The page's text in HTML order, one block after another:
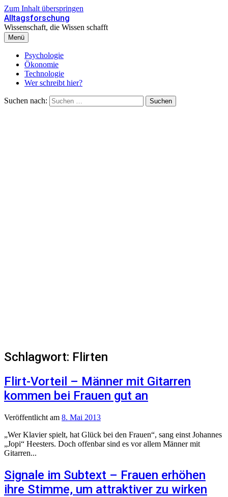
Zum Inhalt überspringen
Alltagsforschung
Wissenschaft, die Wissen schafft
Menü
Psychologie
Ökonomie
Technologie
Wer schreibt hier?
Suchen nach:
Schlagwort: Flirten
Flirt-Vorteil – Männer mit Gitarren
kommen bei Frauen gut an
Veröffentlicht am 8. Mai 2013
„Wer Klavier spielt, hat Glück bei den Frauen“, sang einst Johannes
„Jopi“ Heesters. Doch offenbar sind es vor allem Männer mit
Gitarren...
Signale im Subtext – Frauen erhöhen
ihre Stimme, um attraktiver zu wirken